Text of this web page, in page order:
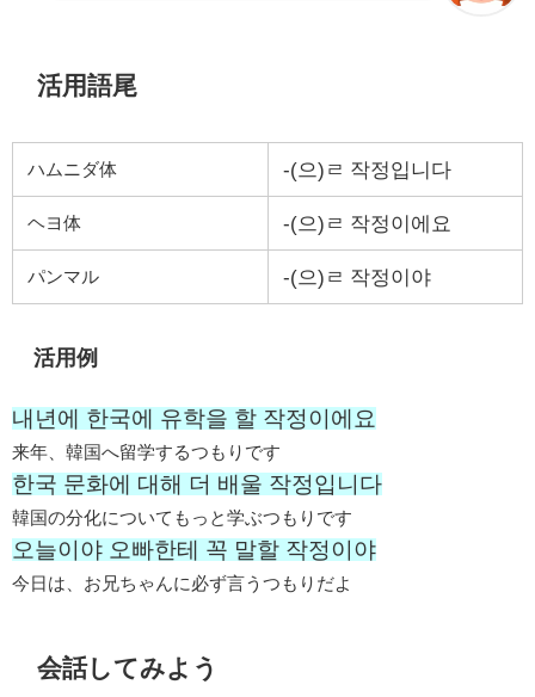
活用語尾
ハムニダ体 -(으)ㄹ 작정입니다
ヘヨ体 -(으)ㄹ 작정이에요
パンマル -(으)ㄹ 작정이야
活用例
내년에 한국에 유학을 할 작정이에요
来年、韓国へ留学するつもりです
한국 문화에 대해 더 배울 작정입니다
韓国の分化についてもっと学ぶつもりです
오늘이야 오빠한테 꼭 말할 작정이야
今日は、お兄ちゃんに必ず言うつもりだよ
会話してみよう